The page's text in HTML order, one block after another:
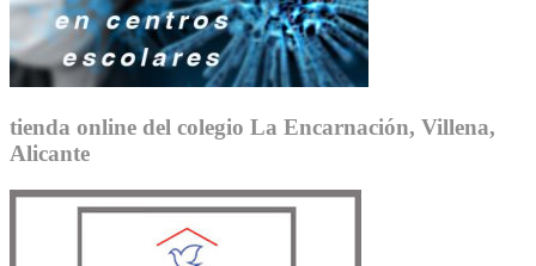
tienda online del colegio La Encarnación, Villena,
Alicante